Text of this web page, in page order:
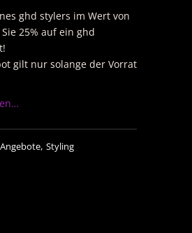
ghd stylers im Wert von
25% auf ein ghd
gilt nur solange der Vorrat
Angebote, Styling